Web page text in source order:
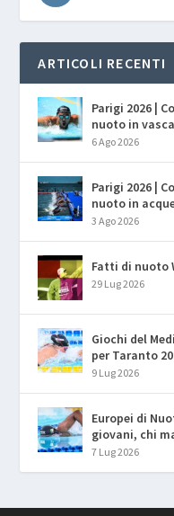
ARTICOLI RECENTI
Parigi 2026 |
nuoto in vasca
6 Ago 2026
Parigi 2026 |
nuoto in
3 Ago 2026
Fatti di nuoto
29 Lug 2026
Giochi del
per Taranto
9 Lug 2026
Europei di
giovani, chi
7 Lug 2026